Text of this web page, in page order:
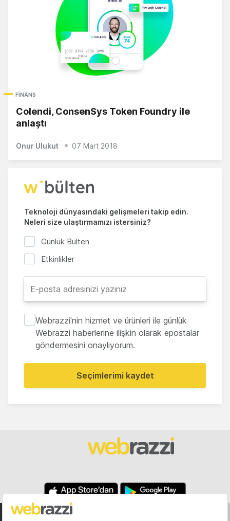
FINANS
Colendi, ConsenSys Token Foundry ile
anlaştı
Onur Ulukut 07 Mart 2018
Teknoloji dünyasındaki gelişmeleri takip edin.
Neleri size ulaştırmamızı istersiniz?
Günlük Bülten
Etkinlikler
Webrazzi'nin hizmet ve ürünleri ile günlük
Webrazzi haberlerine ilişkin olarak epostalar
göndermesini onaylıyorum.
Seçimlerimi kaydet